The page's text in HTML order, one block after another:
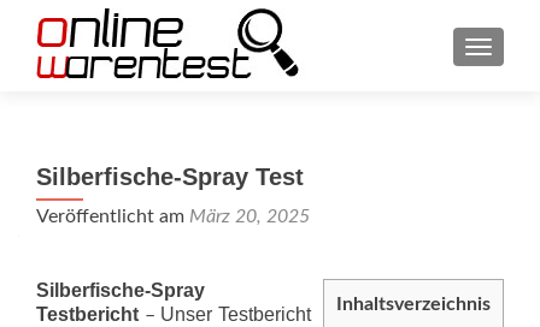
Silberfische-Spray Test
Veröffentlicht am März 20, 2025
Inhaltsverzeichnis
Silberfische-Spray
Testbericht – Unser Testbericht